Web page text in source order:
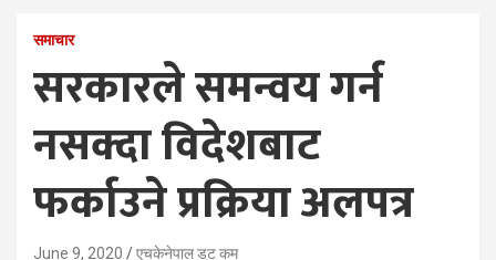
समाचार
सरकारले समन्वय गर्न
नसक्दा विदेशबाट
फर्काउने प्रक्रिया अलपत्र
June 9, 2020 एचकेनेपाल डट कम